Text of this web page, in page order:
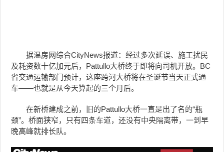
据温房网综合CityNews报道：经过多次延误、施工扰民
及耗资数十亿加元后，Pattullo大桥终于即将向司机开放。BC
省交通运输部门预计，这座跨河大桥将在圣诞节当天正式通
车——也就是从今天算起的三个月后。
在新桥建成之前，旧的Pattullo大桥一直是出了名的“瓶
颈”。桥面狭窄，只有四条车道，还没有中央隔离带，一到早
晚高峰就排长队。